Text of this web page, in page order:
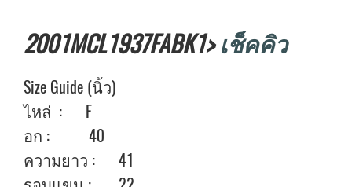
2001MCL1937FABK1>เช็คคิว
Size Guide (นิ้ว)
ไหล่ : F
อก : 40
ความยาว : 41